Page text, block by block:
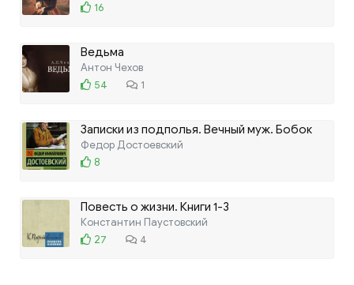
16
Ведьма
Антон Чехов
54
1
Записки из подполья. Вечный муж. Бобок
ЛИТРЕС
Федор Достоевский
8
Повесть о жизни. Книги 1-3
Константин Паустовский
27
4